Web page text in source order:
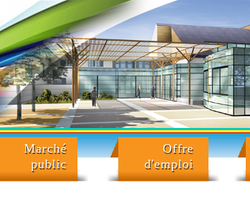
Marché
public
Offre
d'emploi